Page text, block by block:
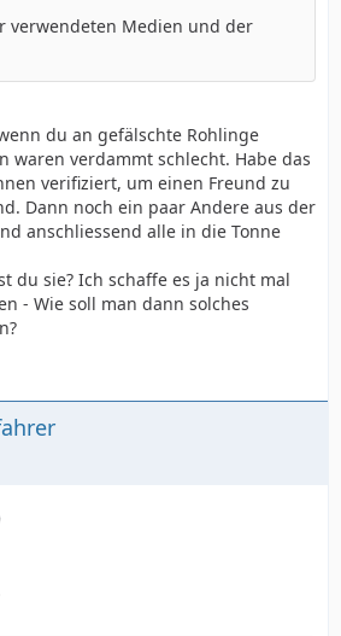
verwendeten Medien und der
du an gefälschte Rohlinge
waren verdammt schlecht. Habe das
verifiziert, um einen Freund zu
Dann noch ein paar Andere aus der
anschliessend alle in die Tonne
du sie? Ich schaffe es ja nicht mal
- Wie soll man dann solches